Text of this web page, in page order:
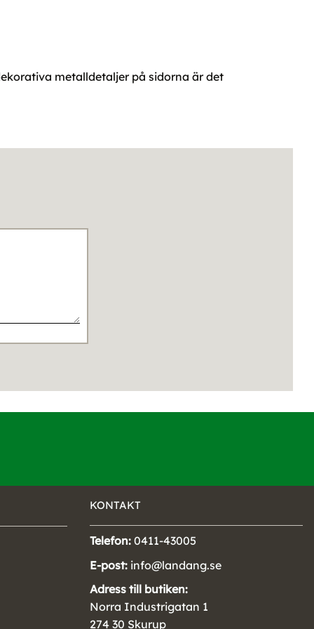
metalldetaljer på sidorna är det
KONTAKT
Telefon: 0411-43005
E-post: info@landang.se
Adress till butiken:
Norra Industrigatan 1
274 30 Skurup